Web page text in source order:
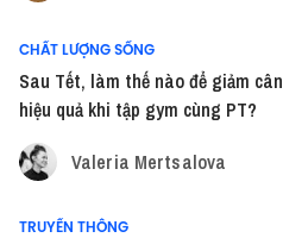
CHẤT LƯỢNG SỐNG
Sau Tết, làm thế nào để giảm cân
hiệu quả khi tập gym cùng PT?
Valeria Mertsalova
TRUYỀN THÔNG